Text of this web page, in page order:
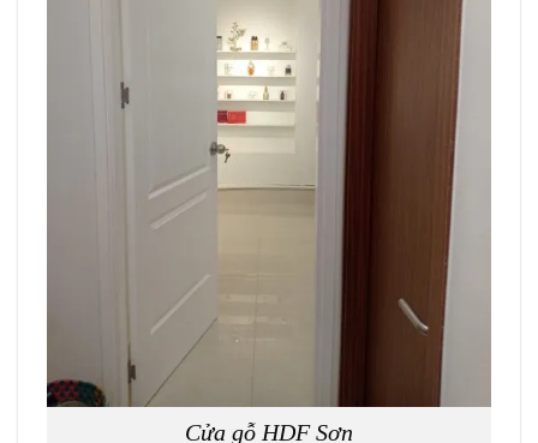
Cửa gỗ HDF Sơn